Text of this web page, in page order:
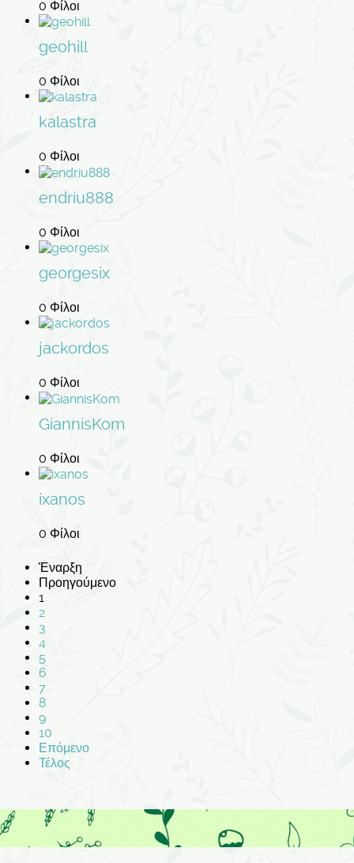
0 Φίλοι
geohill
0 Φίλοι
kalastra
0 Φίλοι
endriu888
0 Φίλοι
georgesix
0 Φίλοι
jackordos
0 Φίλοι
GiannisKom
0 Φίλοι
ixanos
0 Φίλοι
Έναρξη
Προηγούμενο
1
2
3
4
5
6
7
8
9
10
Επόμενο
Τέλος